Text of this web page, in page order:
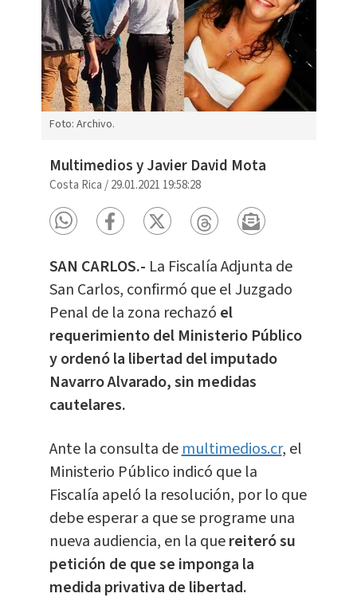
Foto: Archivo.
Multimedios y Javier David Mota
Costa Rica /29.01.2021 19:58:28
SAN CARLOS.- La Fiscalía Adjunta de
San Carlos, confirmó que el Juzgado
Penal de la zona rechazó el
requerimiento del Ministerio Público
y ordenó la libertad del imputado
Navarro Alvarado, sin medidas
cautelares.
Ante la consulta demultimedios.cr, el
Ministerio Público indicó que la
Fiscalía apeló la resolución, por lo que
debe esperar a que se programe una
nueva audiencia, en la quereiteró su
petición de que se imponga la
medida privativa de libertad.